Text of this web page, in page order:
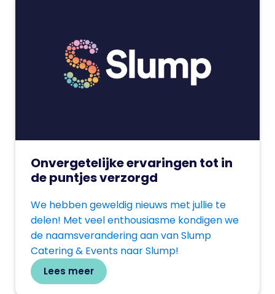
Onvergetelijke ervaringen tot in
de puntjes verzorgd
We hebben geweldig nieuws met jullie te
delen! Met veel enthousiasme kondigen we
de naamsverandering aan van Slump
Catering & Events naar Slump!
Lees meer